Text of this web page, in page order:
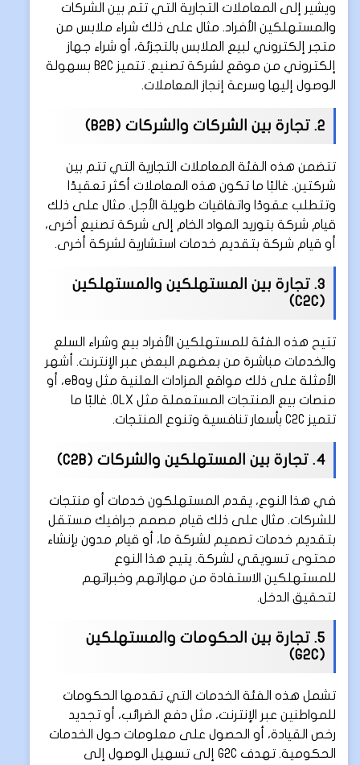
ويشير إلى المعاملات التجارية التي تتم بين الشركات
والمستهلكين الأفراد. مثال على ذلك شراء ملابس من
متجر إلكتروني لبيع الملابس بالتجزئة، أو شراء جهاز
إلكتروني من موقع لشركة تصنيع. تتميز B2C بسهولة
الوصول إليها وسرعة إنجاز المعاملات.
2. تجارة بين الشركات والشركات (B2B)
تتضمن هذه الفئة المعاملات التجارية التي تتم بين
شركتين. غالبًا ما تكون هذه المعاملات أكثر تعقيدًا
وتتطلب عقودًا واتفاقيات طويلة الأجل. مثال على ذلك
قيام شركة بتوريد المواد الخام إلى شركة تصنيع أخرى،
أو قيام شركة بتقديم خدمات استشارية لشركة أخرى.
3. تجارة بين المستهلكين والمستهلكين
(C2C)
تتيح هذه الفئة للمستهلكين الأفراد بيع وشراء السلع
والخدمات مباشرة من بعضهم البعض عبر الإنترنت. أشهر
الأمثلة على ذلك مواقع المزادات العلنية مثل eBay، أو
منصات بيع المنتجات المستعملة مثل OLX. غالبًا ما
تتميز C2C بأسعار تنافسية وتنوع المنتجات.
4. تجارة بين المستهلكين والشركات (C2B)
في هذا النوع، يقدم المستهلكون خدمات أو منتجات
للشركات. مثال على ذلك قيام مصمم جرافيك مستقل
بتقديم خدمات تصميم لشركة ما، أو قيام مدون بإنشاء
محتوى تسويقي لشركة. يتيح هذا النوع
للمستهلكين الاستفادة من مهاراتهم وخبراتهم
لتحقيق الدخل.
5. تجارة بين الحكومات والمستهلكين
(G2C)
تشمل هذه الفئة الخدمات التي تقدمها الحكومات
للمواطنين عبر الإنترنت، مثل دفع الضرائب، أو تجديد
رخص القيادة، أو الحصول على معلومات حول الخدمات
الحكومية. تهدف G2C إلى تسهيل الوصول إلى